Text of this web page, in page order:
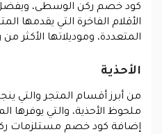
كود خصم ركن الوسطى، ويفضل
الأقلام الفاخرة التي يقدمها
المتعددة، وموديلاتها الأكثر من
الأحذية
من أبرز أقسام المتجر والتي
ملحوظ الأحذية، والتي يوفرها
إضافة كود خصم مستلزمات